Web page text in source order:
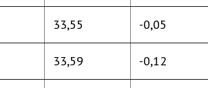
33,55 -0,05
33,59 -0,12